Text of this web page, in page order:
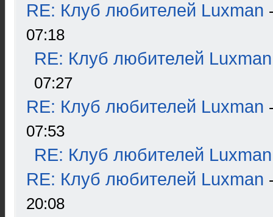
RE: Клуб любителей Luxman
07:18
RE: Клуб любителей Luxman
07:27
RE: Клуб любителей Luxman
07:53
RE: Клуб любителей Luxman
RE: Клуб любителей Luxman
20:08